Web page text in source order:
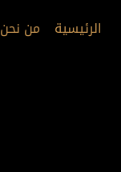
الرئيسية من نحن